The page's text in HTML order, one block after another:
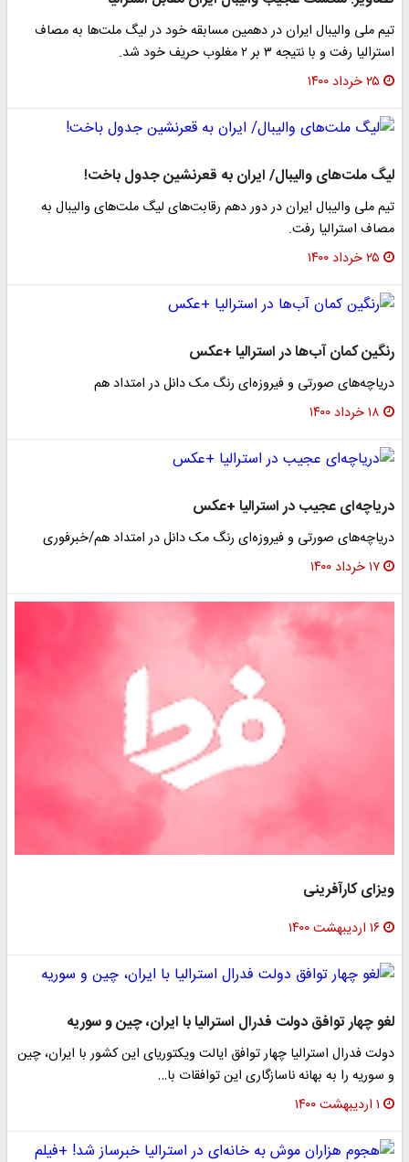
تیم ملی والیبال ایران در دهمین مسابقه خود در لیگ ملت‌ها به مصاف
استرالیا رفت و با نتیجه ۳ بر ۲ مغلوب حریف خود شد.
۲۵ خرداد ۱۴۰۰
لیگ ملت‌های والیبال/ ایران به قعرنشین جدول باخت!
تیم ملی والیبال ایران در دور دهم رقابت‌های لیگ ملت‌های والیبال به
مصاف استرالیا رفت.
۲۵ خرداد ۱۴۰۰
رنگین کمان آب‌ها در استرالیا +عکس
دریاچه‌های صورتی و فیروزه‌ای رنگ مک دانل در امتداد هم
۱۸ خرداد ۱۴۰۰
دریاچه‌ای عجیب در استرالیا +عکس
دریاچه‌های صورتی و فیروزه‌ای رنگ مک دانل در امتداد هم/خبرفوری
۱۷ خرداد ۱۴۰۰
ویزای کارآفرینی
۱۶ اردیبهشت ۱۴۰۰
لغو چهار توافق دولت فدرال استرالیا با ایران، چین و سوریه
دولت فدرال استرالیا چهار توافق ایالت ویکتوریای این کشور با ایران، چین
و سوریه را به بهانه ناسازگاری این توافقات با…
۱ اردیبهشت ۱۴۰۰